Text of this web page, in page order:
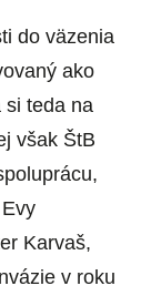
do väzenia
ako
si teda na
však ŠtB
Karvaš,
v roku